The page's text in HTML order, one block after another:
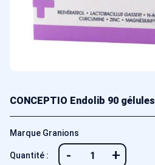
CONCEPTIO Endolib 90 gélules
Marque Granions
Quantité : - +